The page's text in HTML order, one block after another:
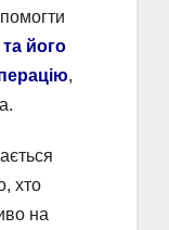
та його
,
хто
на